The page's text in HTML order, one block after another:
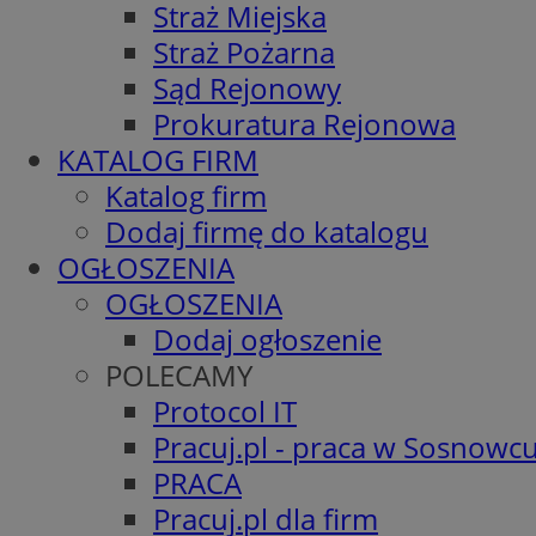
Straż Miejska
Straż Pożarna
Sąd Rejonowy
Prokuratura Rejonowa
KATALOG FIRM
Katalog firm
Dodaj firmę do katalogu
OGŁOSZENIA
OGŁOSZENIA
Dodaj ogłoszenie
POLECAMY
Protocol IT
Pracuj.pl - praca w
PRACA
Pracuj.pl dla firm